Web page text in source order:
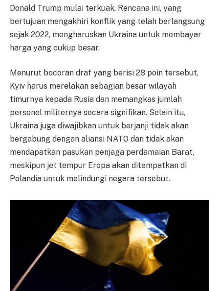
Donald Trump mulai terkuak. Rencana ini, yang
bertujuan mengakhiri konflik yang telah berlangsung
sejak 2022, mengharuskan Ukraina untuk membayar
harga yang cukup besar.
Menurut bocoran draf yang berisi 28 poin tersebut,
Kyiv harus merelakan sebagian besar wilayah
timurnya kepada Rusia dan memangkas jumlah
personel militernya secara signifikan. Selain itu,
Ukraina juga diwajibkan untuk berjanji tidak akan
bergabung dengan aliansi NATO dan tidak akan
mendapatkan pasukan penjaga perdamaian Barat,
meskipun jet tempur Eropa akan ditempatkan di
Polandia untuk melindungi negara tersebut.